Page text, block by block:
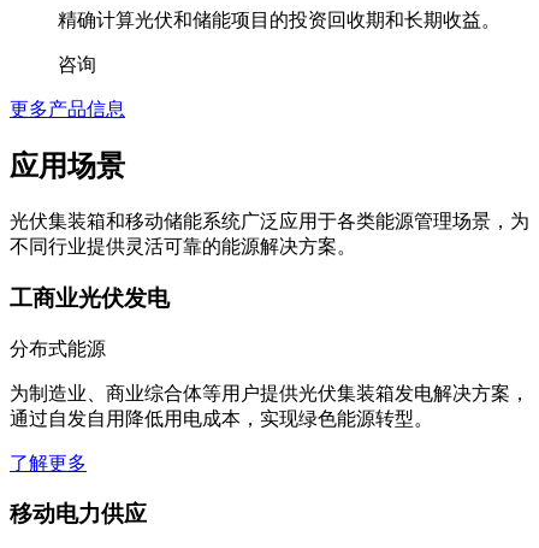
咨询
更多产品信息
不同行业提供灵活可靠的能源解决方案。
分布式能源
为制造业、商业综合体等用户提供光伏集装箱发电解决方案，
通过自发自用降低用电成本，实现绿色能源转型。
了解更多
移动电力供应
应急供电场景